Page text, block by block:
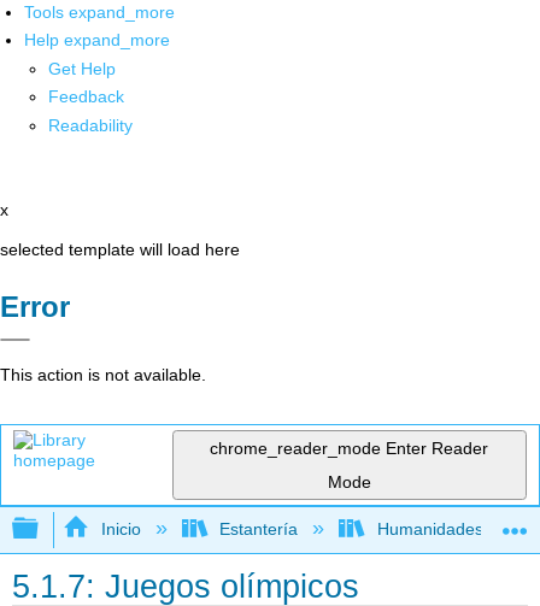
Tools expand_more
Help expand_more
Get Help
Feedback
Readability
x
selected template will load here
Error
This action is not available.
chrome_reader_mode Enter Reader
Mode
Expandir/contraer jerarquía global
Inicio Estantería Humanidades
5.1.7: Juegos olímpicos